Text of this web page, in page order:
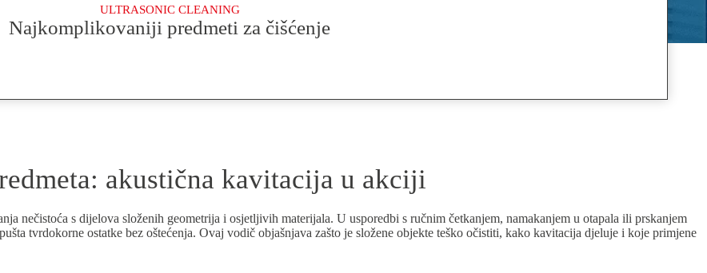
ULTRASONIC CLEANING
Najkomplikovaniji predmeti za čišćenje
akustična kavitacija u akciji
nečistoća s dijelova složenih geometrija i osjetljivih materijala. U usporedbi s ručnim četkanjem, namakanjem u otapala ili prskanjem
tvrdokorne ostatke bez oštećenja. Ovaj vodič objašnjava zašto je složene objekte teško očistiti, kako kavitacija djeluje i koje primjene